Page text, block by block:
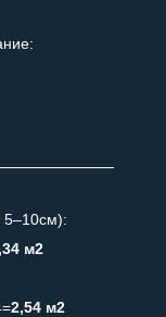
5–10см):
м2
2,54 м2